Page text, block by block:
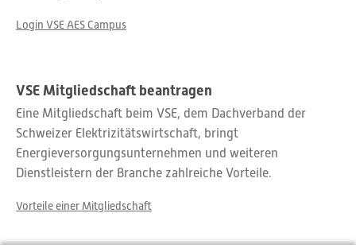
Login VSE AES Campus
VSE Mitgliedschaft beantragen
Eine Mitgliedschaft beim VSE, dem Dachverband der
Schweizer Elektrizitätswirtschaft, bringt
Energieversorgungsunternehmen und weiteren
Dienstleistern der Branche zahlreiche Vorteile.
Vorteile einer Mitgliedschaft